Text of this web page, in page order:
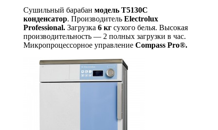
Сушильный барабан модель T5130C
конденсатор. Производитель Electrolux
Professional. Загрузка 6 кг сухого белья. Высокая
производительность — 2 полных загрузки в час.
Микропроцессорное управление Compass Pro®.